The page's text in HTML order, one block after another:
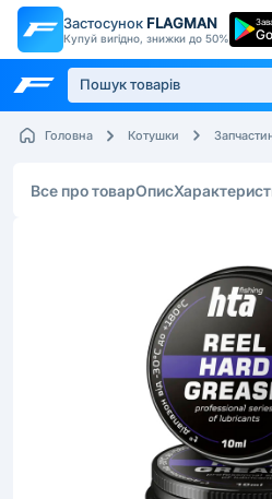
Застосунок FLAGMAN
Купуй вигідно, знижки до 50%
Головна Котушки
Все про товарОпис